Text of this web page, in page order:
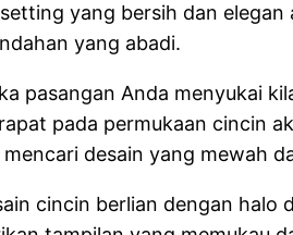
yang bersih dan
yang abadi.
pasangan Anda menyukai
pada permukaan cincin
desain yang mewah
cincin berlian dengan halo